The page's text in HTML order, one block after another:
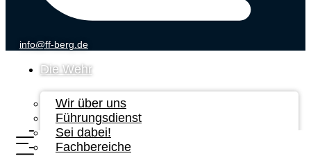
info@ff-berg.de
Die Wehr
Wir über uns
Führungsdienst
Sei dabei!
Fachbereiche